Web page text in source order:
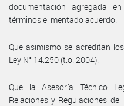
documentación agregada
términos el mentado acuerdo.
Que asimismo se acreditan
Ley N° 14.250 (t.o. 2004).
Que la Asesoría Técnico
Relaciones y Regulaciones